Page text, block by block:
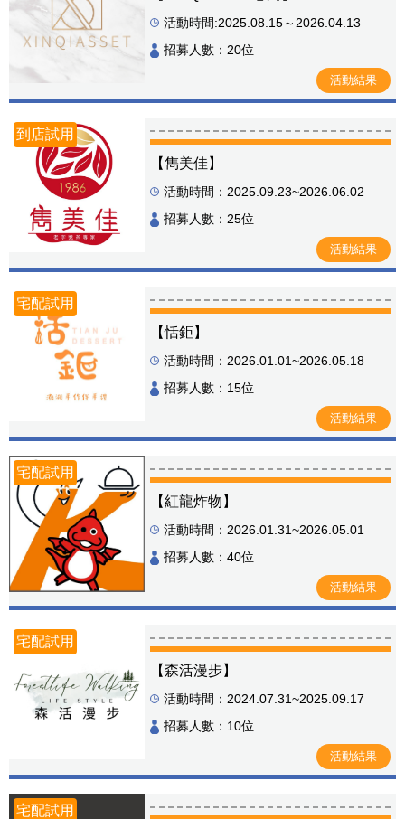
活動時間:2025.08.15～2026.04.13
招募人數：20位
活動結果
到店試用
【雋美佳】
活動時間：2025.09.23~2026.06.02
招募人數：25位
活動結果
宅配試用
【恬鉅】
活動時間：2026.01.01~2026.05.18
招募人數：15位
活動結果
宅配試用
【紅龍炸物】
活動時間：2026.01.31~2026.05.01
招募人數：40位
活動結果
宅配試用
【森活漫步】
活動時間：2024.07.31~2025.09.17
招募人數：10位
活動結果
宅配試用